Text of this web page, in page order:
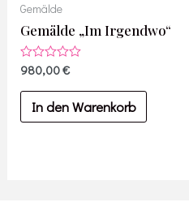
Gemälde
Gemälde „Im Irgendwo“
Bewertet
0
von
980,00€
In den Warenkorb